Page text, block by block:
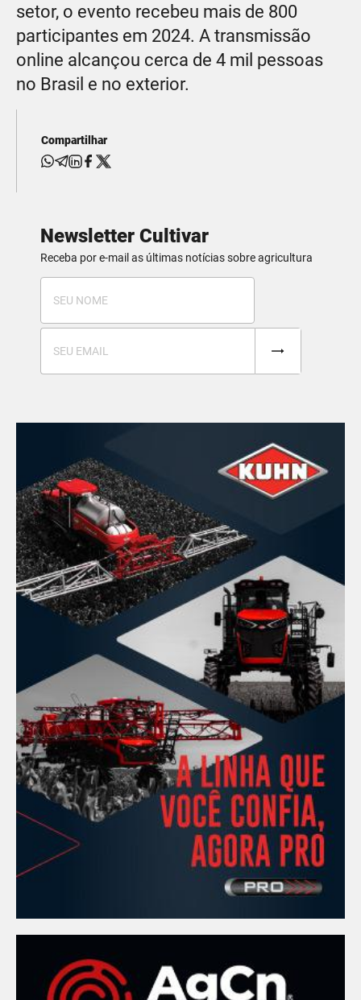
setor, o evento recebeu mais de 800
participantes em 2024. A transmissão
online alcançou cerca de 4 mil pessoas
no Brasil e no exterior.
Compartilhar
Newsletter Cultivar
Receba por e-mail as últimas notícias sobre agricultura